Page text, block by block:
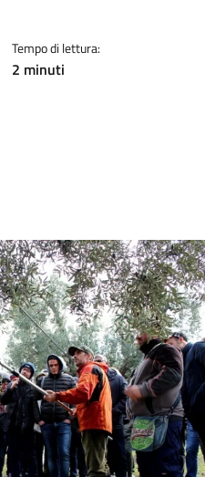
Tempo di lettura:
2 minuti